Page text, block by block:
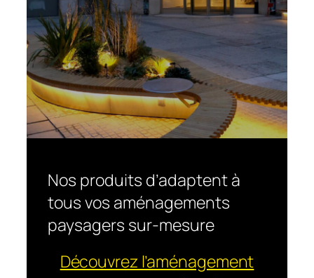
Nos produits d’adaptent à
tous vos aménagements
paysagers sur-mesure
Découvrez l’aménagement